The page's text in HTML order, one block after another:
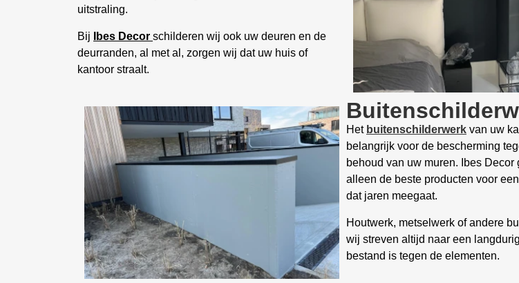
uitstraling.
Bij Ibes Decor schilderen wij ook uw deuren en de
deurranden, al met al, zorgen wij dat uw huis of
kantoor straalt.
Het buitenschilderwerk van uw
belangrijk voor de bescherming
behoud van uw muren. Ibes Decor
alleen de beste producten voor
dat jaren meegaat.
Houtwerk, metselwerk of andere
wij streven altijd naar een
bestand is tegen de elementen.